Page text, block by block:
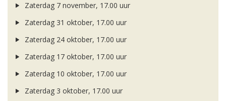
Zaterdag 7 november, 17.00 uur
Zaterdag 31 oktober, 17.00 uur
Zaterdag 24 oktober, 17.00 uur
Zaterdag 17 oktober, 17.00 uur
Zaterdag 10 oktober, 17.00 uur
Zaterdag 3 oktober, 17.00 uur